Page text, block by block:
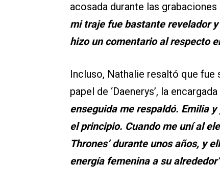
acosada durante las grabaciones
mi traje fue bastante revelador
hizo un comentario al respecto
Incluso, Nathalie resaltó que fue
papel de ‘Daenerys’, la
enseguida me respaldó. Emilia
el principio. Cuando me uní al
Thrones’ durante unos años, y
energía femenina a su